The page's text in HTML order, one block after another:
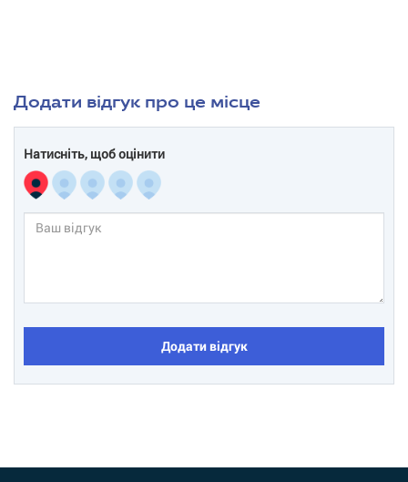
Додати відгук про це місце
Натисніть, щоб оцінити
Додати відгук